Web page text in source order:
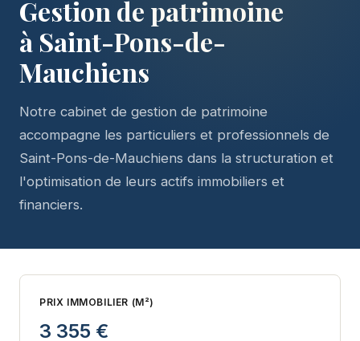
Gestion de patrimoine
à Saint-Pons-de-
Mauchiens
Notre cabinet de gestion de patrimoine
accompagne les particuliers et professionnels de
Saint-Pons-de-Mauchiens dans la structuration et
l'optimisation de leurs actifs immobiliers et
financiers.
PRIX IMMOBILIER (M²)
3 355 €